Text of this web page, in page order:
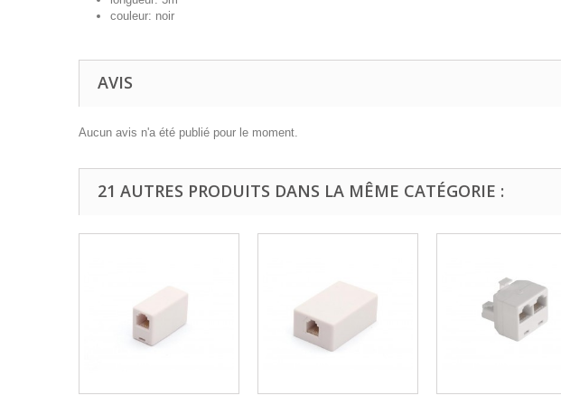
couleur: noir
AVIS
Aucun avis n'a été publié pour le moment.
21 AUTRES PRODUITS DANS LA MÊME CATÉGORIE :